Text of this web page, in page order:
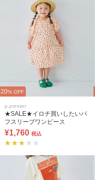
20% OFF
p.premier
★SALE★イロチ買いしたいパ
フスリーブワンピース
¥1,760 税込